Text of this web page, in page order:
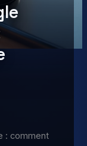
: comment